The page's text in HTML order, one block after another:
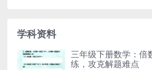
学科资料
三年级下册数学：倍
练，攻克解题难点